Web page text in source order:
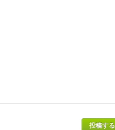
投稿する